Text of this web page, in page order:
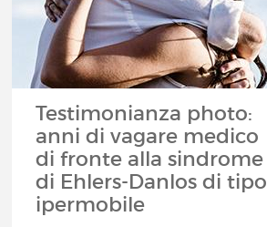
Testimonianza photo:
anni di vagare medico
di fronte alla sindrome
di Ehlers-Danlos di tipo
ipermobile